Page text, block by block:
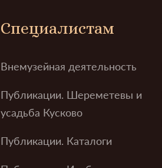
Специалистам
Внемузейная деятельность
Публикации. Шереметевы и
усадьба Кусково
Публикации. Каталоги